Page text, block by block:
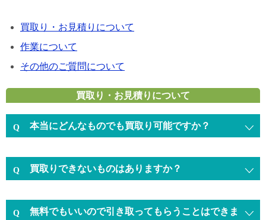
買取り・お見積りについて
作業について
その他のご質問について
買取り・お見積りについて
本当にどんなものでも買取り可能ですか？
買取りできないものはありますか？
無料でもいいので引き取ってもらうことはできま